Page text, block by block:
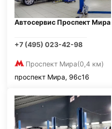
Автосервис Проспект Мира
+7 (495) 023-42-98
Проспект Мира(0,4 км)
проспект Мира, 96с16